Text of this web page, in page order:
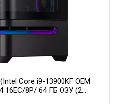
Core i9-13900KF OEM
16EC/8P/ 64 ГБ ОЗУ (2
OC 16GB GDDR7